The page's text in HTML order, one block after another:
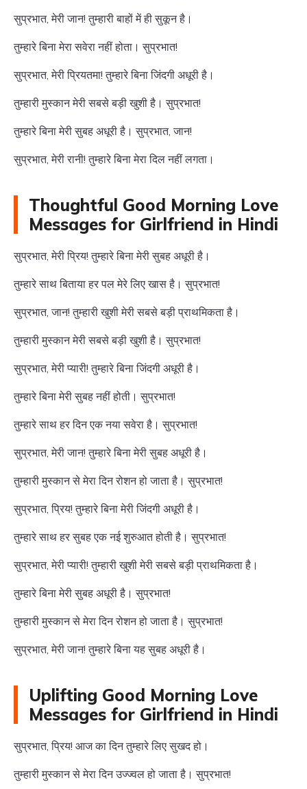
सुप्रभात, मेरी जान! तुम्हारी बाहों में ही सुकून है।
तुम्हारे बिना मेरा सवेरा नहीं होता। सुप्रभात!
सुप्रभात, मेरी प्रियतमा! तुम्हारे बिना जिंदगी अधूरी है।
तुम्हारी मुस्कान मेरी सबसे बड़ी खुशी है। सुप्रभात!
तुम्हारे बिना मेरी सुबह अधूरी है। सुप्रभात, जान!
सुप्रभात, मेरी रानी! तुम्हारे बिना मेरा दिल नहीं लगता।
Thoughtful Good Morning Love
Messages for Girlfriend in Hindi
सुप्रभात, मेरी प्रिय! तुम्हारे बिना मेरी सुबह अधूरी है।
तुम्हारे साथ बिताया हर पल मेरे लिए खास है। सुप्रभात!
सुप्रभात, जान! तुम्हारी खुशी मेरी सबसे बड़ी प्राथमिकता है।
तुम्हारी मुस्कान मेरी सबसे बड़ी खुशी है। सुप्रभात!
सुप्रभात, मेरी प्यारी! तुम्हारे बिना जिंदगी अधूरी है।
तुम्हारे बिना मेरी सुबह नहीं होती। सुप्रभात!
तुम्हारे साथ हर दिन एक नया सवेरा है। सुप्रभात!
सुप्रभात, मेरी जान! तुम्हारे बिना मेरी सुबह अधूरी है।
तुम्हारी मुस्कान से मेरा दिन रोशन हो जाता है। सुप्रभात!
सुप्रभात, प्रिय! तुम्हारे बिना मेरी जिंदगी अधूरी है।
तुम्हारे साथ हर सुबह एक नई शुरुआत होती है। सुप्रभात!
सुप्रभात, मेरी प्यारी! तुम्हारी खुशी मेरी सबसे बड़ी प्राथमिकता है।
तुम्हारे बिना मेरी सुबह अधूरी है। सुप्रभात!
तुम्हारी मुस्कान से मेरा दिन रोशन हो जाता है। सुप्रभात!
सुप्रभात, मेरी जान! तुम्हारे बिना यह सुबह अधूरी है।
Uplifting Good Morning Love
Messages for Girlfriend in Hindi
सुप्रभात, प्रिय! आज का दिन तुम्हारे लिए सुखद हो।
तुम्हारी मुस्कान से मेरा दिन उज्ज्वल हो जाता है। सुप्रभात!